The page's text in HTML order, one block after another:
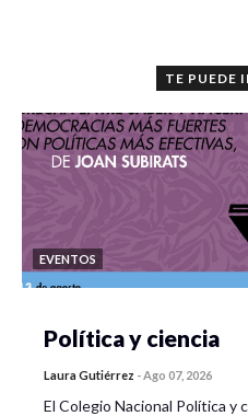
TE PUEDE
EVENTOS
Política y ciencia
Laura Gutiérrez -Ago 07, 2026
El Colegio Nacional Política y